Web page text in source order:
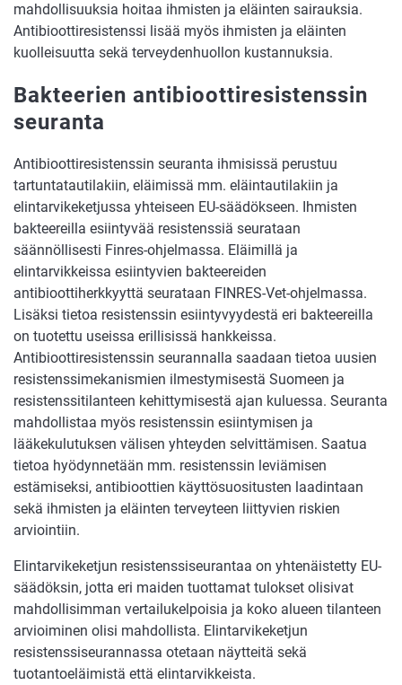
mahdollisuuksia hoitaa ihmisten ja eläinten sairauksia.
Antibioottiresistenssi lisää myös ihmisten ja eläinten
kuolleisuutta sekä terveydenhuollon kustannuksia.
Bakteerien antibioottiresistenssin
seuranta
Antibioottiresistenssin seuranta ihmisissä perustuu
tartuntatautilakiin, eläimissä mm. eläintautilakiin ja
elintarvikeketjussa yhteiseen EU-säädökseen. Ihmisten
bakteereilla esiintyvää resistenssiä seurataan
säännöllisesti Finres-ohjelmassa. Eläimillä ja
elintarvikkeissa esiintyvien bakteereiden
antibioottiherkkyyttä seurataan FINRES-Vet-ohjelmassa.
Lisäksi tietoa resistenssin esiintyvyydestä eri bakteereilla
on tuotettu useissa erillisissä hankkeissa.
Antibioottiresistenssin seurannalla saadaan tietoa uusien
resistenssimekanismien ilmestymisestä Suomeen ja
resistenssitilanteen kehittymisestä ajan kuluessa. Seuranta
mahdollistaa myös resistenssin esiintymisen ja
lääkekulutuksen välisen yhteyden selvittämisen. Saatua
tietoa hyödynnetään mm. resistenssin leviämisen
estämiseksi, antibioottien käyttösuositusten laadintaan
sekä ihmisten ja eläinten terveyteen liittyvien riskien
arviointiin.
Elintarvikeketjun resistenssiseurantaa on yhtenäistetty EU-
säädöksin, jotta eri maiden tuottamat tulokset olisivat
mahdollisimman vertailukelpoisia ja koko alueen tilanteen
arvioiminen olisi mahdollista. Elintarvikeketjun
resistenssiseurannassa otetaan näytteitä sekä
tuotantoeläimistä että elintarvikkeista.